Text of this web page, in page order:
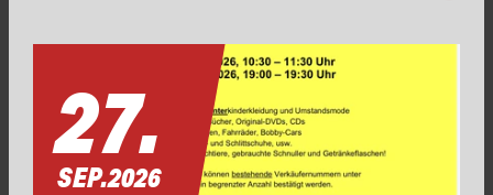
27.
SEP.2026